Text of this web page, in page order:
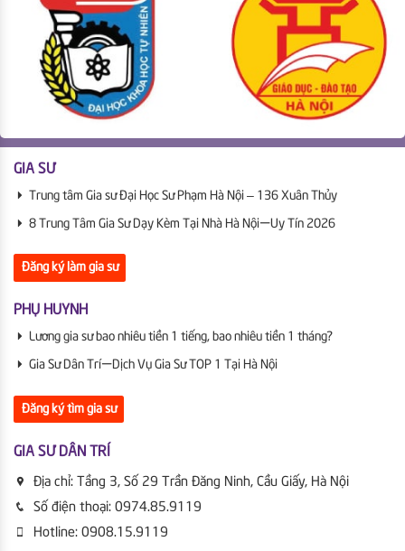
GIA SƯ
Trung tâm Gia sư Đại Học Sư Phạm Hà Nội – 136 Xuân Thủy
8 Trung Tâm Gia Sư Dạy Kèm Tại Nhà Hà Nội | Uy Tín 2026
Đăng ký làm gia sư
PHỤ HUYNH
Lương gia sư bao nhiêu tiền 1 tiếng, bao nhiêu tiền 1 tháng?
Gia Sư Dân Trí | Dịch Vụ Gia Sư TOP 1 Tại Hà Nội
Đăng ký tìm gia sư
GIA SƯ DÂN TRÍ
Địa chỉ: Tầng 3, Số 29 Trần Đăng Ninh, Cầu Giấy, Hà Nội
Số điện thoại: 0974.85.9119
Hotline: 0908.15.9119